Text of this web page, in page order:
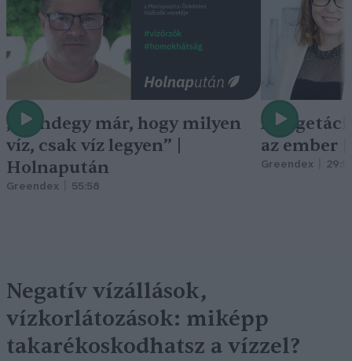
„Mindegy már, hogy milyen
víz, csak víz legyen” |
Holnapután
Greendex 55:58
A
az ember
Greendex
Negatív vízállások,
vízkorlátozások: miképp
takarékoskodhatsz a vízzel?